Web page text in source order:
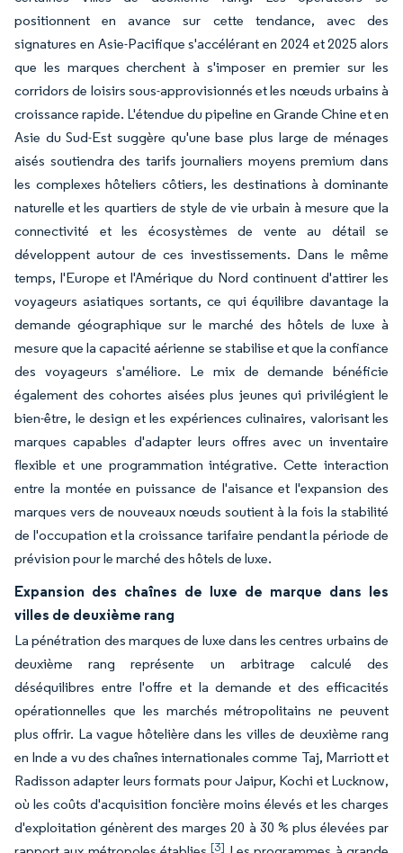
positionnent en avance sur cette tendance, avec des
signatures en Asie-Pacifique s'accélérant en 2024 et 2025 alors
que les marques cherchent à s'imposer en premier sur les
corridors de loisirs sous-approvisionnés et les nœuds urbains à
croissance rapide. L'étendue du pipeline en Grande Chine et en
Asie du Sud-Est suggère qu'une base plus large de ménages
aisés soutiendra des tarifs journaliers moyens premium dans
les complexes hôteliers côtiers, les destinations à dominante
naturelle et les quartiers de style de vie urbain à mesure que la
connectivité et les écosystèmes de vente au détail se
développent autour de ces investissements. Dans le même
temps, l'Europe et l'Amérique du Nord continuent d'attirer les
voyageurs asiatiques sortants, ce qui équilibre davantage la
demande géographique sur le marché des hôtels de luxe à
mesure que la capacité aérienne se stabilise et que la confiance
des voyageurs s'améliore. Le mix de demande bénéficie
également des cohortes aisées plus jeunes qui privilégient le
bien-être, le design et les expériences culinaires, valorisant les
marques capables d'adapter leurs offres avec un inventaire
flexible et une programmation intégrative. Cette interaction
entre la montée en puissance de l'aisance et l'expansion des
marques vers de nouveaux nœuds soutient à la fois la stabilité
de l'occupation et la croissance tarifaire pendant la période de
prévision pour le marché des hôtels de luxe.
Expansion des chaînes de luxe de marque dans les
villes de deuxième rang
La pénétration des marques de luxe dans les centres urbains de
deuxième rang représente un arbitrage calculé des
déséquilibres entre l'offre et la demande et des efficacités
opérationnelles que les marchés métropolitains ne peuvent
plus offrir. La vague hôtelière dans les villes de deuxième rang
en Inde a vu des chaînes internationales comme Taj, Marriott et
Radisson adapter leurs formats pour Jaipur, Kochi et Lucknow,
où les coûts d'acquisition foncière moins élevés et les charges
d'exploitation génèrent des marges 20 à 30 % plus élevées par
[3]